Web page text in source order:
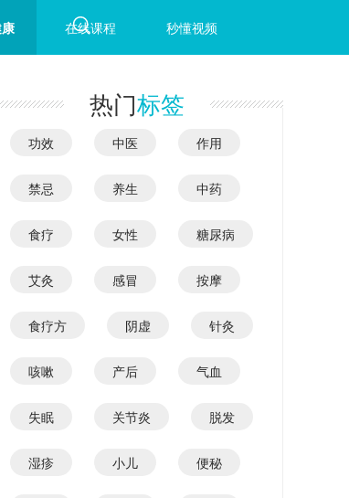
在线课程 秒懂视频
热门标签
功效 中医 作用
禁忌 养生 中药
食疗 女性 糖尿病
艾灸 感冒 按摩
食疗方 阴虚 针灸
咳嗽 产后 气血
失眠 关节炎 脱发
湿疹 小儿 便秘